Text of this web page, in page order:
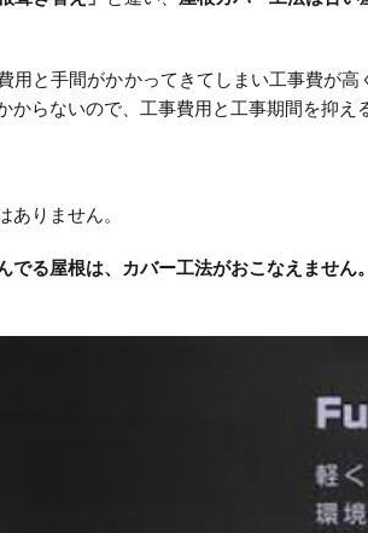
用と手間がかかってきてしまい工事費が
らないので、工事費用と工事期間を抑え
りません。
でる屋根は、カバー工法がおこなえません。